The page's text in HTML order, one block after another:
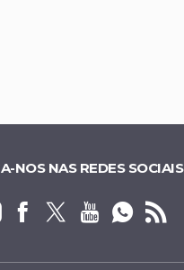
NOS NAS REDES SOCIAIS